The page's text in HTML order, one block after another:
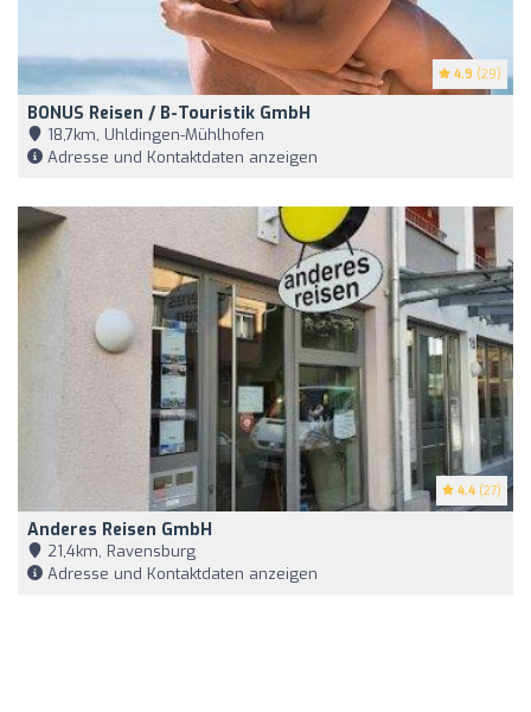
4.9 (29)
BONUS Reisen / B-Touristik GmbH
18,7km, Uhldingen-Mühlhofen
Adresse und Kontaktdaten anzeigen
4.4 (27)
Anderes Reisen GmbH
21,4km, Ravensburg
Adresse und Kontaktdaten anzeigen